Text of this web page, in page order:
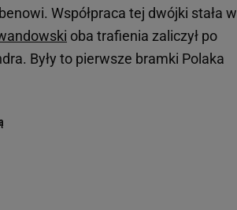
Współpraca tej dwójki stała w
oba trafienia zaliczył po
Były to pierwsze bramki Polaka